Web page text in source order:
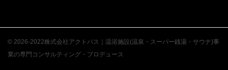
© 2026-2022株式会社アクトパス｜温浴施設(温泉・スーパー銭湯・サウナ)事
業の専門コンサルティング・プロデュース